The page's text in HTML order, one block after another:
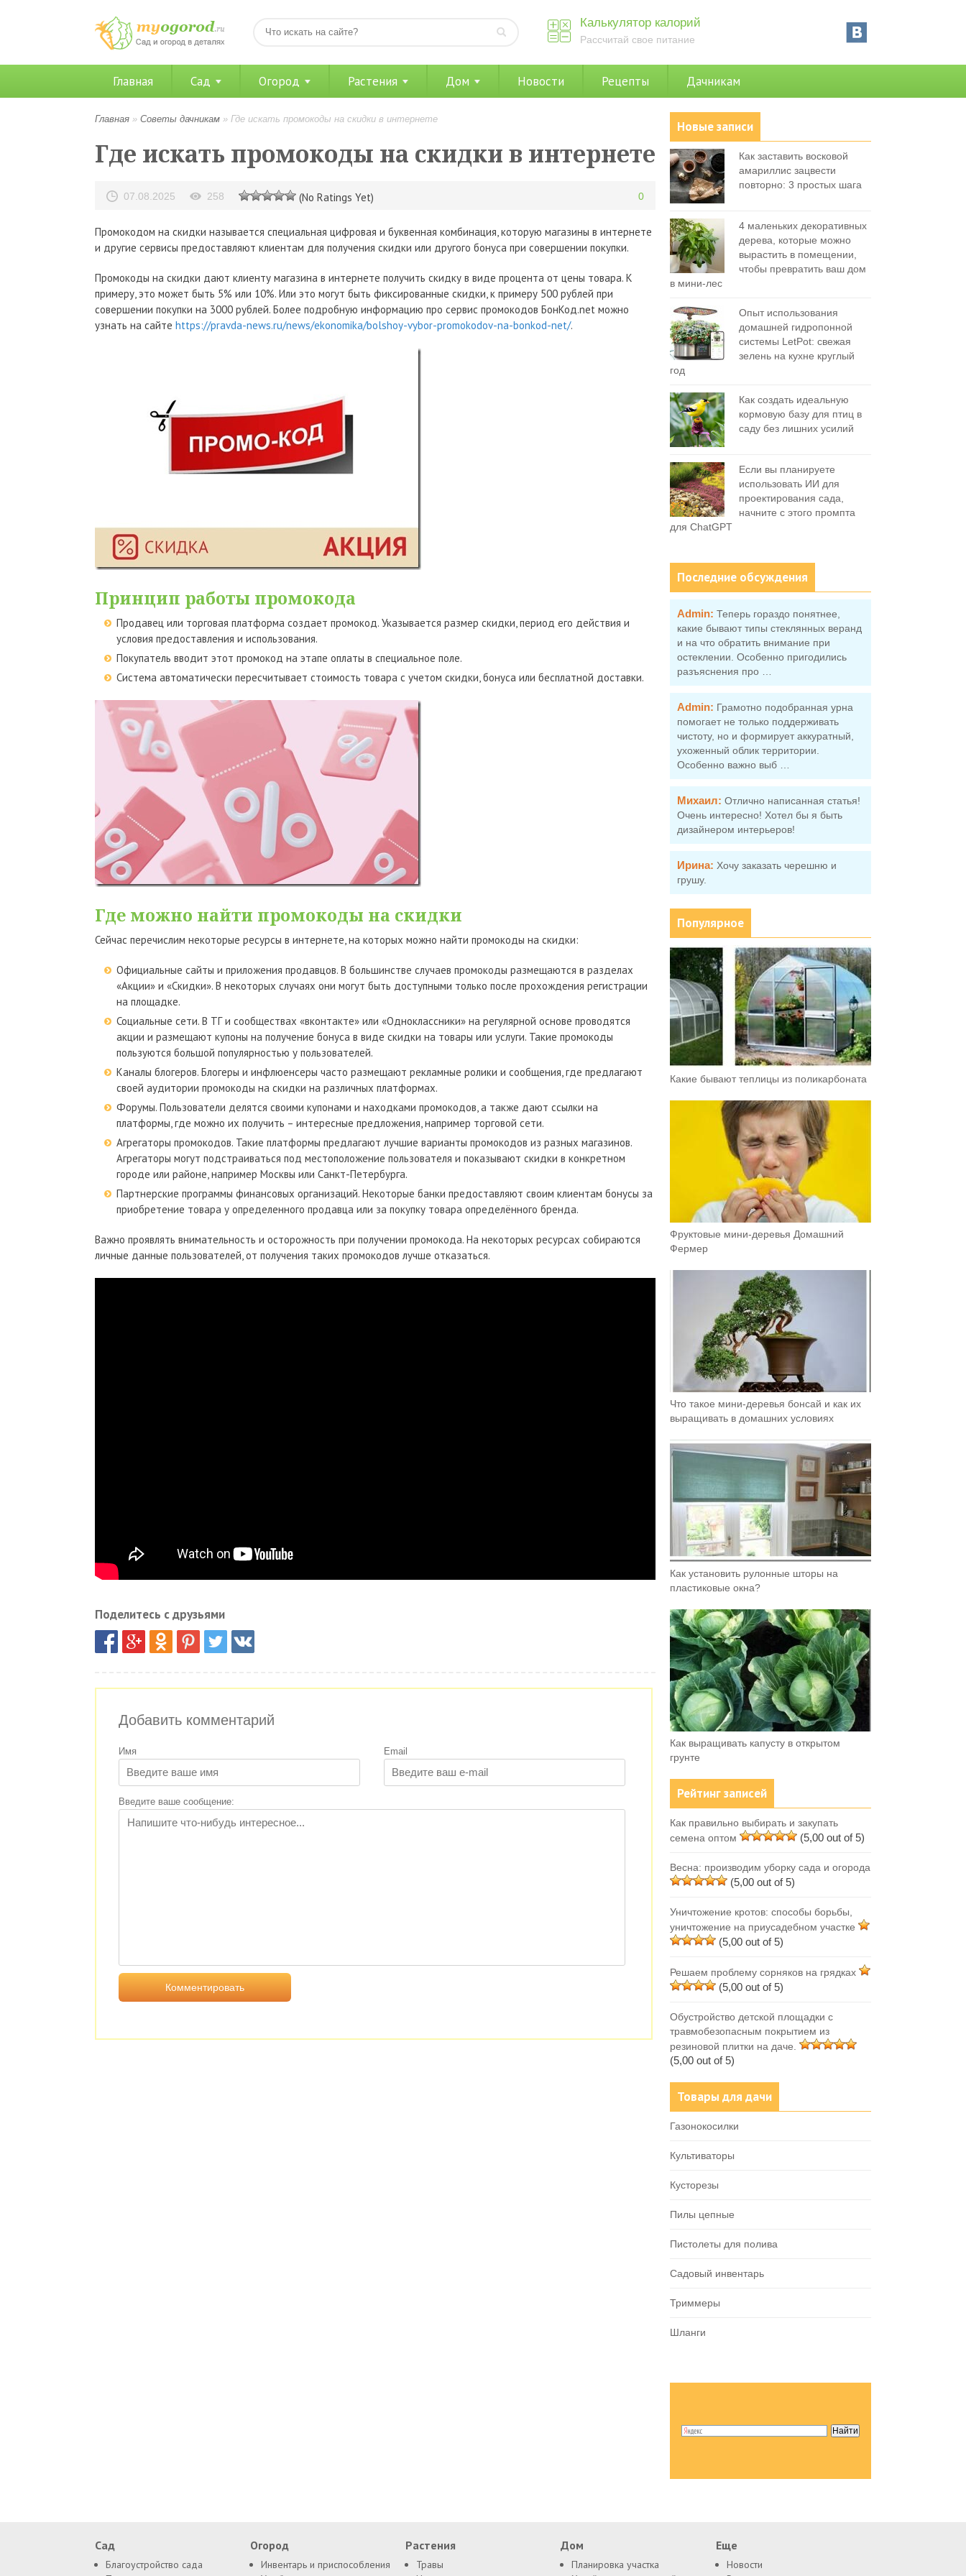
Калькулятор калорий
Рассчитай свое питание
Главная Сад Огород Растения Дом Новости Рецепты Дачникам
Главная » Советы дачникам » Где искать промокоды на скидки в интернете
Где искать промокоды на скидки в интернете
07.08.2025 258 (No Ratings Yet) 0
Промокодом на скидки называется специальная цифровая и буквенная комбинация, которую магазины в интернете
и другие сервисы предоставляют клиентам для получения скидки или другого бонуса при совершении покупки.
Промокоды на скидки дают клиенту магазина в интернете получить скидку в виде процента от цены товара. К
примеру, это может быть 5% или 10%. Или это могут быть фиксированные скидки, к примеру 500 рублей при
совершении покупки на 3000 рублей. Более подробную информацию про сервис промокодов БонКод.net можно
узнать на сайте https://pravda-news.ru/news/ekonomika/bolshoy-vybor-promokodov-na-bonkod-net/.
Принцип работы промокода
Продавец или торговая платформа создает промокод. Указывается размер скидки, период его действия и
условия предоставления и использования.
Покупатель вводит этот промокод на этапе оплаты в специальное поле.
Система автоматически пересчитывает стоимость товара с учетом скидки, бонуса или бесплатной доставки.
Где можно найти промокоды на скидки
Сейчас перечислим некоторые ресурсы в интернете, на которых можно найти промокоды на скидки:
Официальные сайты и приложения продавцов. В большинстве случаев промокоды размещаются в разделах
«Акции» и «Скидки». В некоторых случаях они могут быть доступными только после прохождения регистрации
на площадке.
Социальные сети. В ТГ и сообществах «вконтакте» или «Одноклассники» на регулярной основе проводятся
акции и размещают купоны на получение бонуса в виде скидки на товары или услуги. Такие промокоды
пользуются большой популярностью у пользователей.
Каналы блогеров. Блогеры и инфлюенсеры часто размещают рекламные ролики и сообщения, где предлагают
своей аудитории промокоды на скидки на различных платформах.
Форумы. Пользователи делятся своими купонами и находками промокодов, а также дают ссылки на
платформы, где можно их получить – интересные предложения, например торговой сети.
Агрегаторы промокодов. Такие платформы предлагают лучшие варианты промокодов из разных магазинов.
Агрегаторы могут подстраиваться под местоположение пользователя и показывают скидки в конкретном
городе или районе, например Москвы или Санкт-Петербурга.
Партнерские программы финансовых организаций. Некоторые банки предоставляют своим клиентам бонусы за
приобретение товара у определенного продавца или за покупку товара определённого бренда.
Важно проявлять внимательность и осторожность при получении промокода. На некоторых ресурсах собираются
личные данные пользователей, от получения таких промокодов лучше отказаться.
Поделитесь с друзьями
Добавить комментарий
Имя Email
Введите ваше сообщение:
Новые записи
Как заставить восковой
амариллис зацвести
повторно: 3 простых шага
4 маленьких декоративных
дерева, которые можно
вырастить в помещении,
чтобы превратить ваш дом
в мини-лес
Опыт использования
домашней гидропонной
системы LetPot: свежая
зелень на кухне круглый
год
Как создать идеальную
кормовую базу для птиц в
саду без лишних усилий
Если вы планируете
использовать ИИ для
проектирования сада,
начните с этого промпта
для ChatGPT
Последние обсуждения
Admin: Теперь гораздо понятнее,
какие бывают типы стеклянных веранд
и на что обратить внимание при
остеклении. Особенно пригодились
разъяснения про …
Admin: Грамотно подобранная урна
помогает не только поддерживать
чистоту, но и формирует аккуратный,
ухоженный облик территории.
Особенно важно выб …
Михаил: Отлично написанная статья!
Очень интересно! Хотел бы я быть
дизайнером интерьеров!
Ирина: Хочу заказать черешню и
грушу.
Популярное
Какие бывают теплицы из поликарбоната
Фруктовыe мини-деревья Домашний
Фермер
Что такое мини-деревья бонсай и как их
выращивать в домашних условиях
Как установить рулонные шторы на
пластиковые окна?
Как выращивать капусту в открытом
грунте
Рейтинг записей
Как правильно выбирать и закупать
семена оптом
(5,00 out of 5)
Весна: производим уборку сада и огорода
(5,00 out of 5)
Уничтожение кротов: способы борьбы,
уничтожение на приусадебном участке
(5,00 out of 5)
Решаем проблему сорняков на грядках
(5,00 out of 5)
Обустройство детской площадки с
травмобезопасным покрытием из
резиновой плитки на даче.
(5,00 out of 5)
Товары для дачи
Газонокосилки
Культиваторы
Кусторезы
Пилы цепные
Пистолеты для полива
Садовый инвентарь
Триммеры
Шланги
Сад
Благоустройство сада
Огород
Инвентарь и приспособления
Растения
Травы
Дом
Планировка участка
Еще
Новости